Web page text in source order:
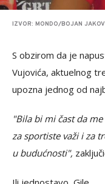
IZVOR: MONDO/BOJAN
S obzirom da je
Vujovića, aktuelnog
upozna jednog od
"Bila bi mi čast da
za sportiste važi i za
u budućnosti",